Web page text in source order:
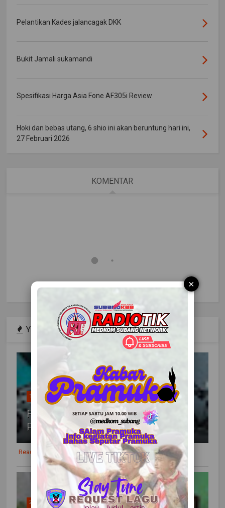
Pelantikan Kades jalancagak DKK
Bukit Jamali sukamandi
Spesifikasi Harga Asia Fone AF305i Review
Hoki dan bebas utang, 6 shio ini akan beruntung hari ini,
27 Februari 2026
KOMENTAR
YEAR POPULAR
1
FESTIK KE 10 TAHUN 2022
PONTIANAK
Readmore
2
×